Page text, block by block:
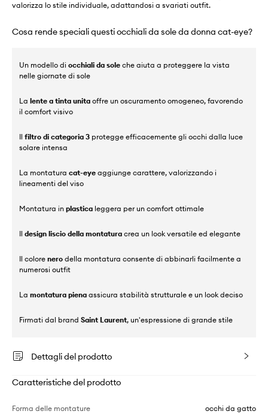
valorizza lo stile individuale, adattandosi a svariati outfit.
Cosa rende speciali questi occhiali da sole da donna cat-eye?
Un modello di occhiali da sole che aiuta a proteggere la vista
nelle giornate di sole
La lente a tinta unita offre un oscuramento omogeneo, favorendo
il comfort visivo
Il filtro di categoria 3 protegge efficacemente gli occhi dalla luce
solare intensa
La montatura cat-eye aggiunge carattere, valorizzando i
lineamenti del viso
Montatura in plastica leggera per un comfort ottimale
Il design liscio della montatura crea un look versatile ed elegante
Il colore nero della montatura consente di abbinarli facilmente a
numerosi outfit
La montatura piena assicura stabilità strutturale e un look deciso
Firmati dal brand Saint Laurent, un'espressione di grande stile
Dettagli del prodotto
Caratteristiche del prodotto
Forma delle montature occhi da gatto